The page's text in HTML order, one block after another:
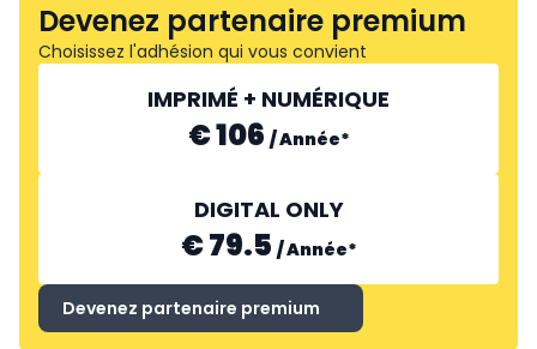
Devenez partenaire premium
Choisissez l'adhésion qui vous convient
IMPRIMÉ + NUMÉRIQUE
€ 106 /Année*
DIGITAL ONLY
€ 79.5 /Année*
Devenez partenaire premium